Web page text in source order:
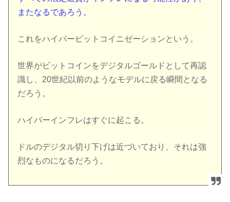
またなるであろう。
これをハイパービットコイニゼーションという。
世界がビットコインをデジタルゴールドとして再認
識し、20世紀以前のようなモデルに戻る瞬間となる
だろう。
ハイパーインフレはすぐに起こる。
ドルのデジタル切り下げは近づいており、それは強
烈なものになるだろう。